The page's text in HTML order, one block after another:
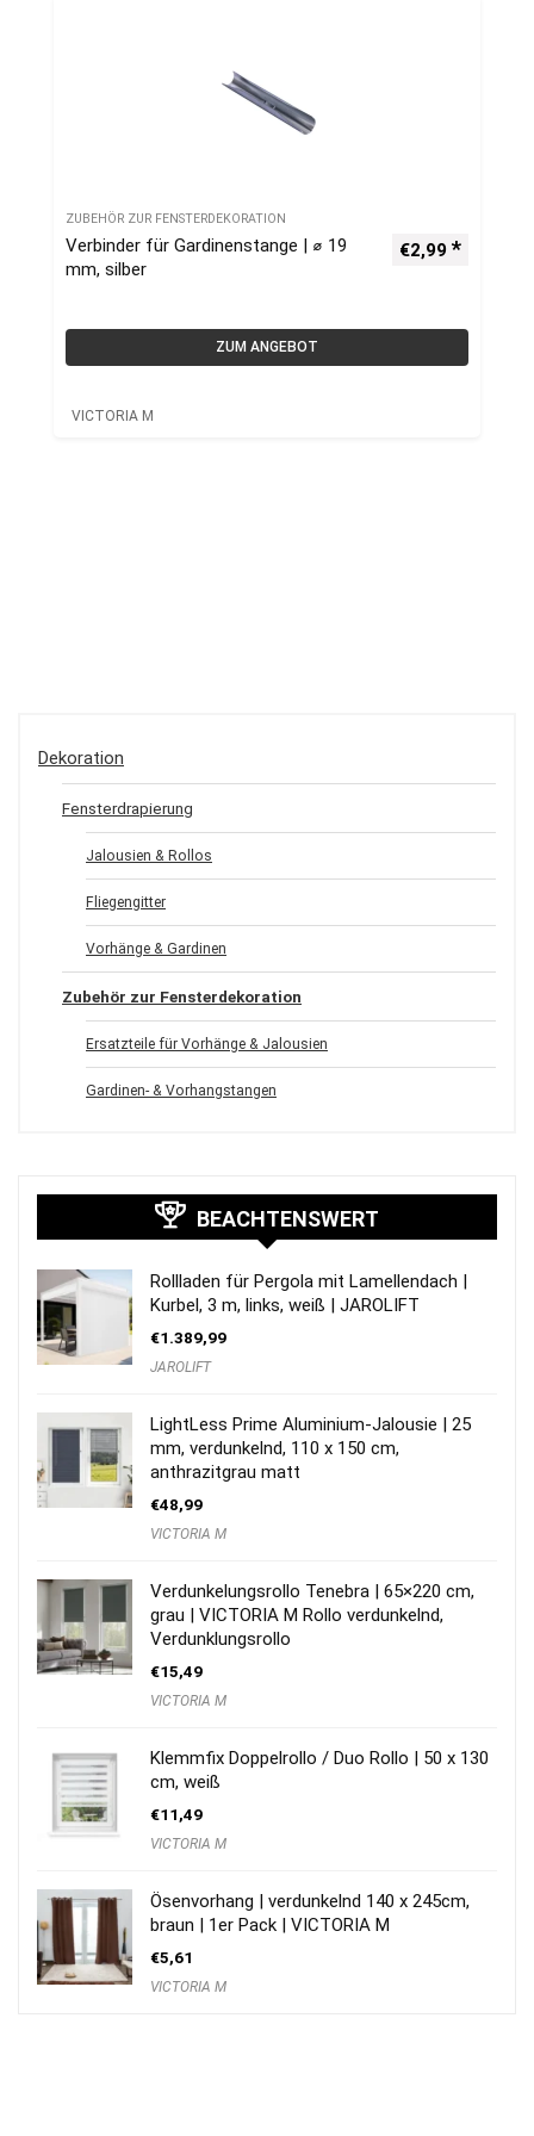
ZUBEHÖR ZUR FENSTERDEKORATION
Verbinder für Gardinenstange | ⌀ 19
mm, silber
€2,99
ZUM ANGEBOT
VICTORIA M
Dekoration
Fensterdrapierung
Jalousien & Rollos
Fliegengitter
Vorhänge & Gardinen
Zubehör zur Fensterdekoration
Ersatzteile für Vorhänge & Jalousien
Gardinen- & Vorhangstangen
BEACHTENSWERT
Rollladen für Pergola mit Lamellendach |
Kurbel, 3 m, links, weiß | JAROLIFT
€1.389,99
JAROLIFT
LightLess Prime Aluminium-Jalousie | 25
mm, verdunkelnd, 110 x 150 cm,
anthrazitgrau matt
€48,99
VICTORIA M
Verdunkelungsrollo Tenebra | 65×220 cm,
grau | VICTORIA M Rollo verdunkelnd,
Verdunklungsrollo
€15,49
VICTORIA M
Klemmfix Doppelrollo / Duo Rollo | 50 x 130
cm, weiß
€11,49
VICTORIA M
Ösenvorhang | verdunkelnd 140 x 245cm,
braun | 1er Pack | VICTORIA M
€5,61
VICTORIA M